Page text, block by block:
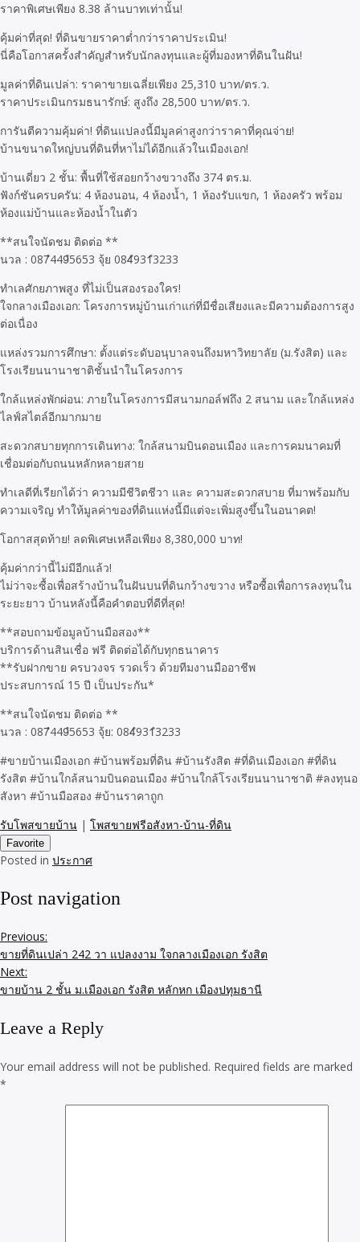
ราคาพิเศษเพียง 8.38 ล้านบาทเท่านั้น!
คุ้มค่าที่สุด! ที่ดินขายราคาต่ำกว่าราคาประเมิน!
นี่คือโอกาสครั้งสำคัญสำหรับนักลงทุนและผู้ที่มองหาที่ดินในฝัน!
มูลค่าที่ดินเปล่า: ราคาขายเฉลี่ยเพียง 25,310 บาท/ตร.ว.
ราคาประเมินกรมธนารักษ์: สูงถึง 28,500 บาท/ตร.ว.
การันตีความคุ้มค่า! ที่ดินแปลงนี้มีมูลค่าสูงกว่าราคาที่คุณจ่าย!
บ้านขนาดใหญ่บนที่ดินที่หาไม่ได้อีกแล้วในเมืองเอก!
บ้านเดี่ยว 2 ชั้น: พื้นที่ใช้สอยกว้างขวางถึง 374 ตร.ม.
ฟังก์ชันครบครัน: 4 ห้องนอน, 4 ห้องน้ำ, 1 ห้องรับแขก, 1 ห้องครัว พร้อม
ห้องแม่บ้านและห้องน้ำในตัว
**สนใจนัดชม ติดต่อ **
นวล : 087ํ449ํ5653 จุ้ย 084ํ931ํ3233
ทำเลศักยภาพสูง ที่ไม่เป็นสองรองใคร!
ใจกลางเมืองเอก: โครงการหมู่บ้านเก่าแก่ที่มีชื่อเสียงและมีความต้องการสูง
ต่อเนื่อง
แหล่งรวมการศึกษา: ตั้งแต่ระดับอนุบาลจนถึงมหาวิทยาลัย (ม.รังสิต) และ
โรงเรียนนานาชาติชั้นนำในโครงการ
ใกล้แหล่งพักผ่อน: ภายในโครงการมีสนามกอล์ฟถึง 2 สนาม และใกล้แหล่ง
ไลฟ์สไตล์อีกมากมาย
สะดวกสบายทุกการเดินทาง: ใกล้สนามบินดอนเมือง และการคมนาคมที่
เชื่อมต่อกับถนนหลักหลายสาย
ทำเลดีที่เรียกได้ว่า ความมีชีวิตชีวา และ ความสะดวกสบาย ที่มาพร้อมกับ
ความเจริญ ทำให้มูลค่าของที่ดินแห่งนี้มีแต่จะเพิ่มสูงขึ้นในอนาคต!
โอกาสสุดท้าย! ลดพิเศษเหลือเพียง 8,380,000 บาท!
คุ้มค่ากว่านี้ไม่มีอีกแล้ว!
ไม่ว่าจะซื้อเพื่อสร้างบ้านในฝันบนที่ดินกว้างขวาง หรือซื้อเพื่อการลงทุนใน
ระยะยาว บ้านหลังนี้คือคำตอบที่ดีที่สุด!
**สอบถามข้อมูลบ้านมือสอง**
บริการด้านสินเชื่อ ฟรี ติดต่อได้กับทุกธนาคาร
**รับฝากขาย ครบวงจร รวดเร็ว ด้วยทีมงานมืออาชีพ
ประสบการณ์ 15 ปี เป็นประกัน*
**สนใจนัดชม ติดต่อ **
นวล : 087ํ449ํ5653 จุ้ย: 084ํ931ํ3233
#ขายบ้านเมืองเอก #บ้านพร้อมที่ดิน #บ้านรังสิต #ที่ดินเมืองเอก #ที่ดิน
รังสิต #บ้านใกล้สนามบินดอนเมือง #บ้านใกล้โรงเรียนนานาชาติ #ลงทุนอ
สังหา #บ้านมือสอง #บ้านราคาถูก
รับโพสขายบ้าน | โพสขายฟรีอสังหา-บ้าน-ที่ดิน
Favorite
Posted in ประกาศ
Post navigation
Previous:
ขายที่ดินเปล่า 242 วา แปลงงาม ใจกลางเมืองเอก รังสิต
Next:
ขายบ้าน 2 ชั้น ม.เมืองเอก รังสิต หลักหก เมืองปทุมธานี
Leave a Reply
Your email address will not be published. Required fields are marked
*